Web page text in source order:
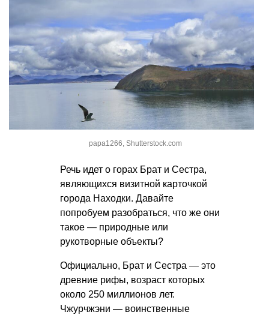
papa1266, Shutterstock.com
Речь идет о горах Брат и Сестра,
являющихся визитной карточкой
города Находки. Давайте
попробуем разобраться, что же они
такое — природные или
рукотворные объекты?
Официально, Брат и Сестра — это
древние рифы, возраст которых
около 250 миллионов лет.
Чжурчжэни — воинственные